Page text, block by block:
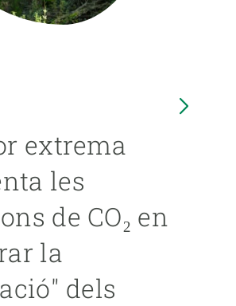
extrema
les
de CO₂ en
la
dels